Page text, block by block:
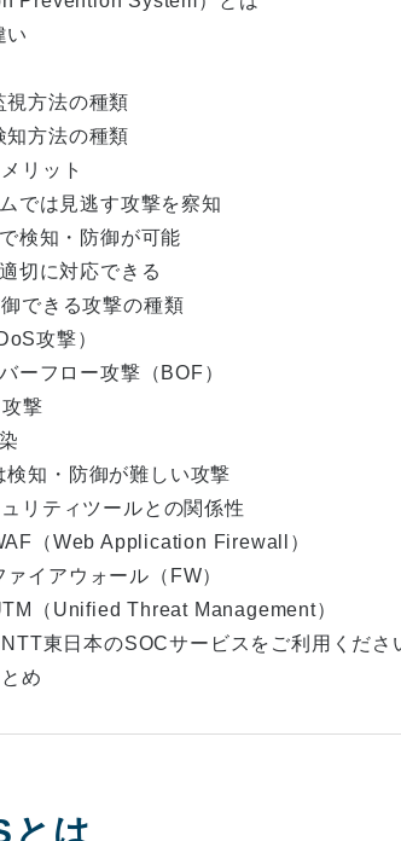
い
方法の種類
方法の種類
リット
では見逃す攻撃を察知
検知・防御が可能
切に対応できる
できる攻撃の種類
攻撃）
ーフロー攻撃（BOF）
撃
知・防御が難しい攻撃
リティツールとの関係性
（Web Application Firewall）
イアウォール（FW）
（Unified Threat Management）
東日本のSOCサービスをご利用くださ
め
とは